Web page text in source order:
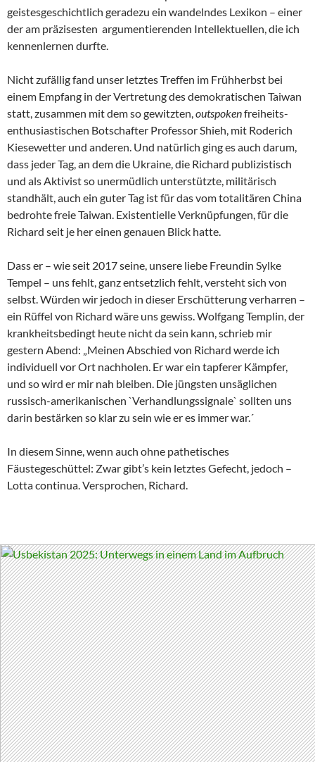
geistesgeschichtlich geradezu ein wandelndes Lexikon – einer
der am präzisesten argumentierenden Intellektuellen, die ich
kennenlernen durfte.
Nicht zufällig fand unser letztes Treffen im Frühherbst bei
einem Empfang in der Vertretung des demokratischen Taiwan
statt, zusammen mit dem so gewitzten,outspokenfreiheits-
enthusiastischen Botschafter Professor Shieh, mit Roderich
Kiesewetter und anderen. Und natürlich ging es auch darum,
dass jeder Tag, an dem die Ukraine, die Richard publizistisch
und als Aktivist so unermüdlich unterstützte, militärisch
standhält, auch ein guter Tag ist für das vom totalitären China
bedrohte freie Taiwan. Existentielle Verknüpfungen, für die
Richard seit je her einen genauen Blick hatte.
Dass er – wie seit 2017 seine, unsere liebe Freundin Sylke
Tempel – uns fehlt, ganz entsetzlich fehlt, versteht sich von
selbst. Würden wir jedoch in dieser Erschütterung verharren –
ein Rüffel von Richard wäre uns gewiss. Wolfgang Templin, der
krankheitsbedingt heute nicht da sein kann, schrieb mir
gestern Abend: „Meinen Abschied von Richard werde ich
individuell vor Ort nachholen. Er war ein tapferer Kämpfer,
und so wird er mir nah bleiben. Die jüngsten unsäglichen
russisch-amerikanischen `Verhandlungssignale` sollten uns
darin bestärken so klar zu sein wie er es immer war.´
In diesem Sinne, wenn auch ohne pathetisches
Fäustegeschüttel: Zwar gibt’s kein letztes Gefecht, jedoch –
Lotta continua. Versprochen, Richard.